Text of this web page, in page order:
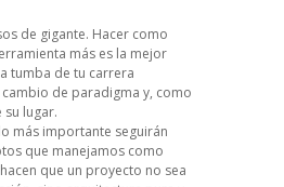
de gigante. Hacer como
más es la mejor
tumba de tu carrera
de paradigma y, como
su lugar.
más importante seguirán
que manejamos como
que un proyecto no sea